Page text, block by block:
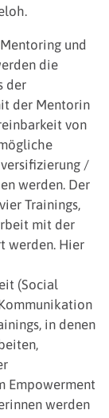
und
die
der
der Mentorin
von
/
werden. Der
Trainings,
mit der
werden. Hier
(Social
in denen
Empowerment
werden